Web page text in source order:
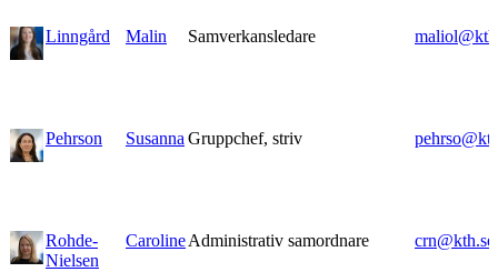
Linngård Malin Samverkansledare
Pehrson Susanna Gruppchef, striv
Rohde-
Nielsen
CarolineAdministrativ samordnare crn@kth.se